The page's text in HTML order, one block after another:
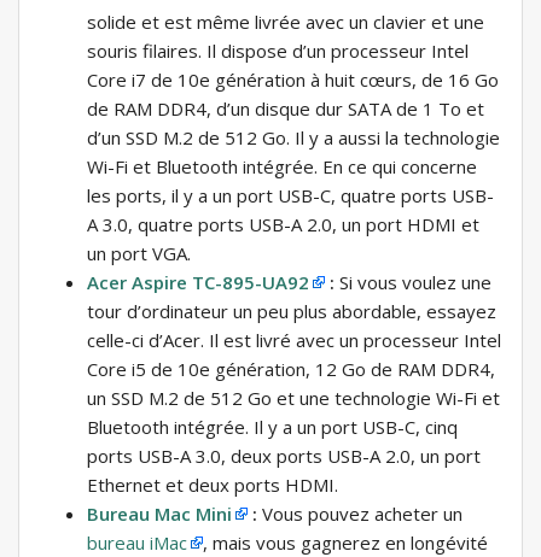
solide et est même livrée avec un clavier et une
souris filaires. Il dispose d’un processeur Intel
Core i7 de 10e génération à huit cœurs, de 16 Go
de RAM DDR4, d’un disque dur SATA de 1 To et
d’un SSD M.2 de 512 Go. Il y a aussi la technologie
Wi-Fi et Bluetooth intégrée. En ce qui concerne
les ports, il y a un port USB-C, quatre ports USB-
A 3.0, quatre ports USB-A 2.0, un port HDMI et
un port VGA.
Acer Aspire TC-895-UA92
: Si vous voulez une
tour d’ordinateur un peu plus abordable, essayez
celle-ci d’Acer. Il est livré avec un processeur Intel
Core i5 de 10e génération, 12 Go de RAM DDR4,
un SSD M.2 de 512 Go et une technologie Wi-Fi et
Bluetooth intégrée. Il y a un port USB-C, cinq
ports USB-A 3.0, deux ports USB-A 2.0, un port
Ethernet et deux ports HDMI.
Bureau Mac Mini
: Vous pouvez acheter un
bureau iMac
, mais vous gagnerez en longévité